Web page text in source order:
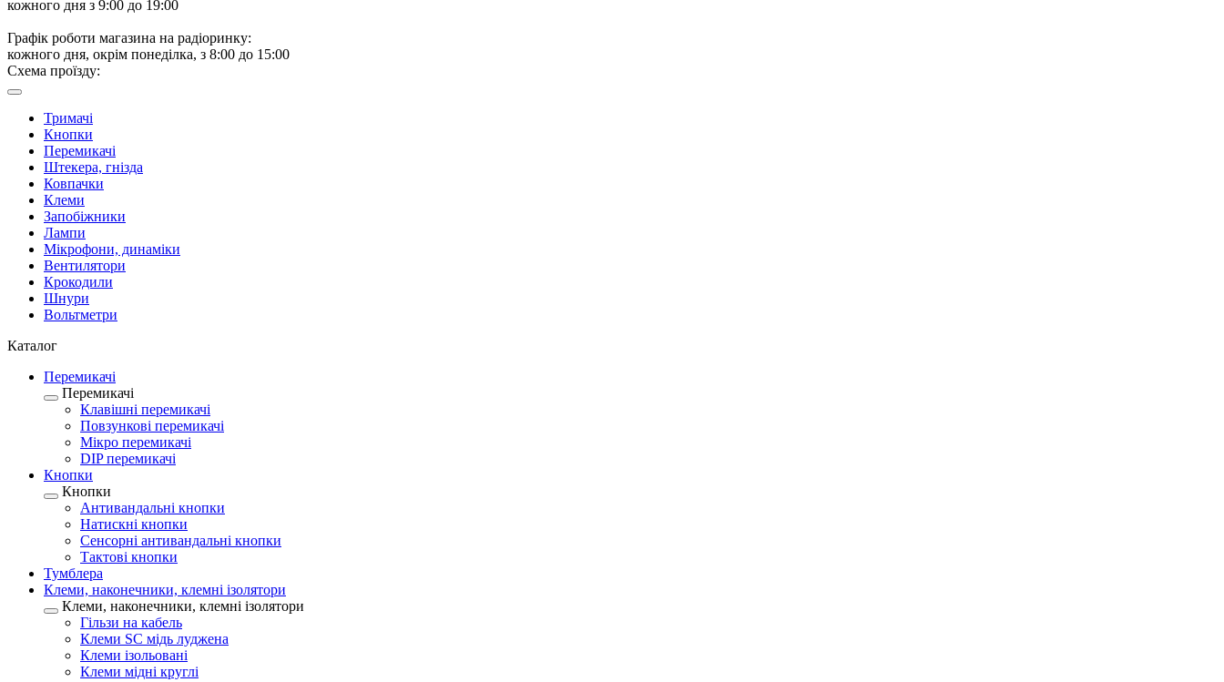
кожного дня з 9:00 до 19:00
Графік роботи магазина на радіоринку:
кожного дня, окрім понеділка, з 8:00 до 15:00
Схема проїзду:
Тримачі
Кнопки
Перемикачі
Штекера, гнізда
Ковпачки
Клеми
Запобіжники
Лампи
Мікрофони, динаміки
Вентилятори
Крокодили
Шнури
Вольтметри
Каталог
Перемикачі
Перемикачі
Клавішні перемикачі
Повзункові перемикачі
Мікро перемикачі
DIP перемикачі
Кнопки
Кнопки
Антивандальні кнопки
Натискні кнопки
Сенсорні антивандальні кнопки
Тактові кнопки
Тумблера
Клеми, наконечники, клемні ізолятори
Клеми, наконечники, клемні ізолятори
Гільзи на кабель
Клеми SC мідь луджена
Клеми ізольовані
Клеми мідні круглі